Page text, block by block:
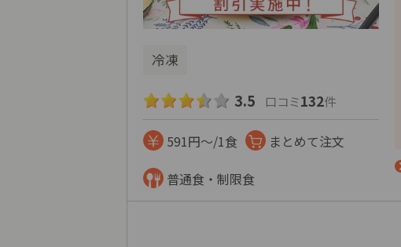
冷凍
3.5 口コミ132件
591円～/1食
まとめて注文
普通食・制限食